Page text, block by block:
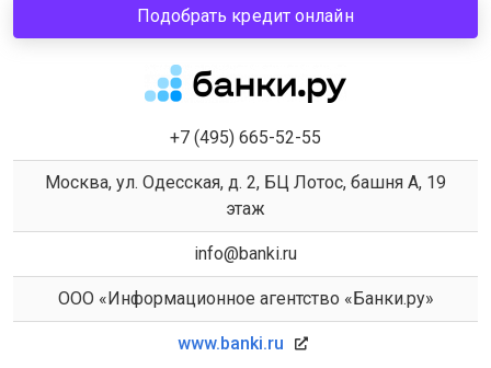
Подобрать кредит онлайн
+7 (495) 665-52-55
Москва, ул. Одесская, д. 2, БЦ Лотос, башня А, 19
этаж
info@banki.ru
ООО «Информационное агентство «Банки.ру»
www.banki.ru